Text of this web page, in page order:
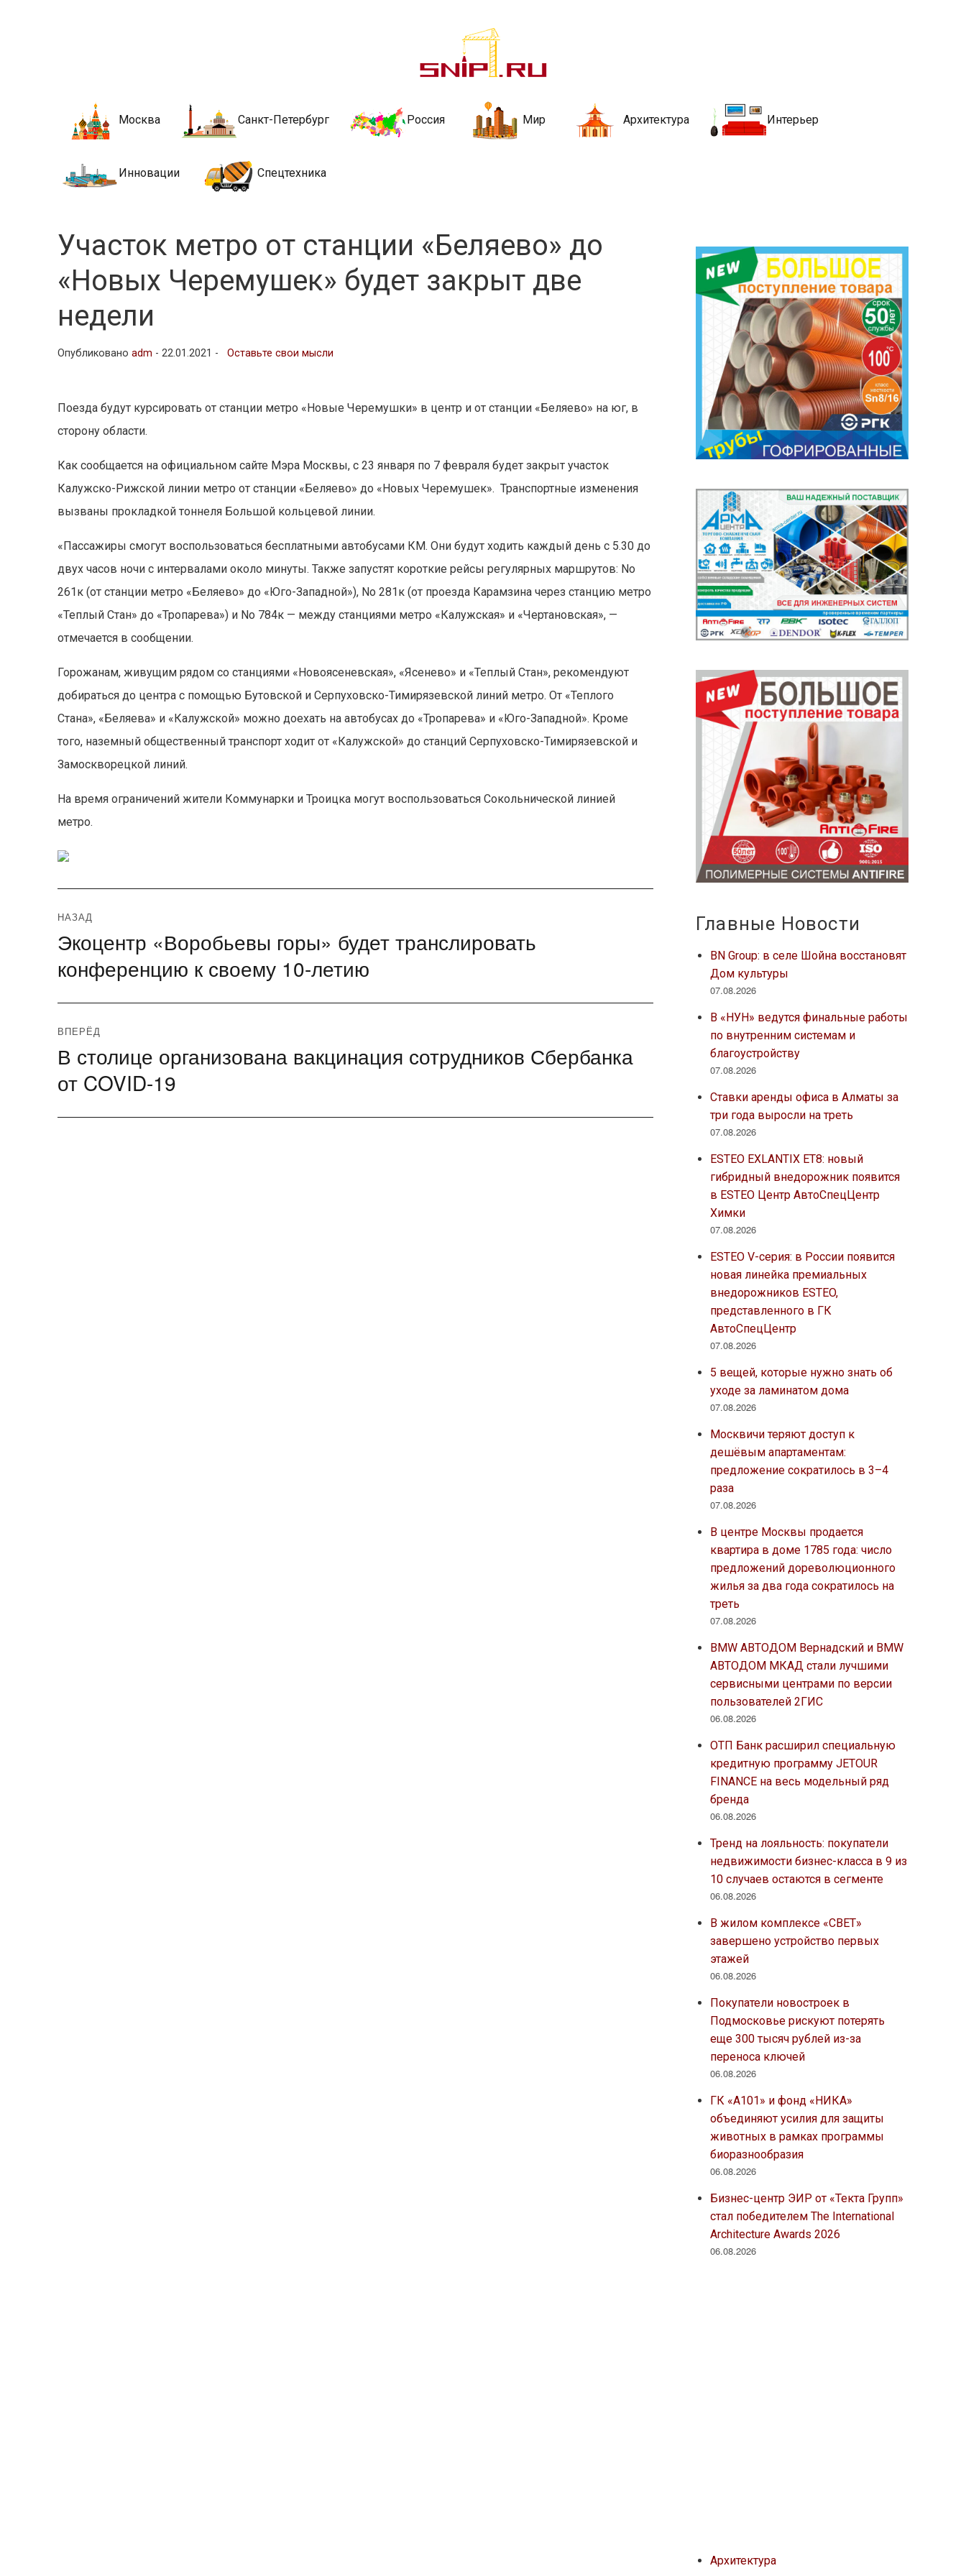
Новости строительства и недвижимости
стройкой рубрики
Москва Санкт-Петербург Россия Мир Архитектура Интерьер
Инновации Спецтехника
Участок метро от станции «Беляево» до
«Новых Черемушек» будет закрыт две
недели
Опубликованоadm -22.01.2021 - Оставьте свои мысли
Поезда будут курсировать от станции метро «Новые Черемушки» в центр и от станции «Беляево» на юг, в
сторону области.
Как сообщается на официальном сайте Мэра Москвы, с 23 января по 7 февраля будет закрыт участок
Калужско-Рижской линии метро от станции «Беляево» до «Новых Черемушек». Транспортные изменения
вызваны прокладкой тоннеля Большой кольцевой линии.
«Пассажиры смогут воспользоваться бесплатными автобусами КМ. Они будут ходить каждый день с 5.30 до
двух часов ночи с интервалами около минуты. Также запустят короткие рейсы регулярных маршрутов: No
261к (от станции метро «Беляево» до «Юго-Западной»), No 281к (от проезда Карамзина через станцию метро
«Теплый Стан» до «Тропарева») и No 784к — между станциями метро «Калужская» и «Чертановская», —
отмечается в сообщении.
Горожанам, живущим рядом со станциями «Новоясеневская», «Ясенево» и «Теплый Стан», рекомендуют
добираться до центра с помощью Бутовской и Серпуховско-Тимирязевской линий метро. От «Теплого
Стана», «Беляева» и «Калужской» можно доехать на автобусах до «Тропарева» и «Юго-Западной». Кроме
того, наземный общественный транспорт ходит от «Калужской» до станций Серпуховско-Тимирязевской и
Замоскворецкой линий.
На время ограничений жители Коммунарки и Троицка могут воспользоваться Сокольнической линией
метро.
Навигация
по
записям
НАЗАД
Предыдущая
запись:
Экоцентр «Воробьевы горы» будет транслировать
конференцию к своему 10-летию
ВПЕРЁД
Следующая
запись:
В столице организована вакцинация сотрудников Сбербанка
от COVID-19
Главные Новости
BN Group: в селе Шойна восстановят
Дом культуры
07.08.2026
В «НУН» ведутся финальные работы
по внутренним системам и
благоустройству
07.08.2026
Ставки аренды офиса в Алматы за
три года выросли на треть
07.08.2026
ESTEO EXLANTIX ET8: новый
гибридный внедорожник появится
в ESTEO Центр АвтоСпецЦентр
Химки
07.08.2026
ESTEO V-серия: в России появится
новая линейка премиальных
внедорожников ESTEO,
представленного в ГК
АвтоСпецЦентр
07.08.2026
5 вещей, которые нужно знать об
уходе за ламинатом дома
07.08.2026
Москвичи теряют доступ к
дешёвым апартаментам:
предложение сократилось в 3–4
раза
07.08.2026
В центре Москвы продается
квартира в доме 1785 года: число
предложений дореволюционного
жилья за два года сократилось на
треть
07.08.2026
BMW АВТОДОМ Вернадский и BMW
АВТОДОМ МКАД стали лучшими
сервисными центрами по версии
пользователей 2ГИС
06.08.2026
ОТП Банк расширил специальную
кредитную программу JETOUR
FINANCE на весь модельный ряд
бренда
06.08.2026
Тренд на лояльность: покупатели
недвижимости бизнес-класса в 9 из
10 случаев остаются в сегменте
06.08.2026
В жилом комплексе «СВЕТ»
завершено устройство первых
этажей
06.08.2026
Покупатели новостроек в
Подмосковье рискуют потерять
еще 300 тысяч рублей из-за
переноса ключей
06.08.2026
ГК «А101» и фонд «НИКА»
объединяют усилия для защиты
животных в рамках программы
биоразнообразия
06.08.2026
Бизнес-центр ЭИР от «Текта Групп»
стал победителем The International
Architecture Awards 2026
06.08.2026
Архитектура